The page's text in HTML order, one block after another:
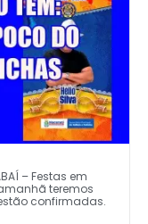
– Festas em
teremos
confirmadas.